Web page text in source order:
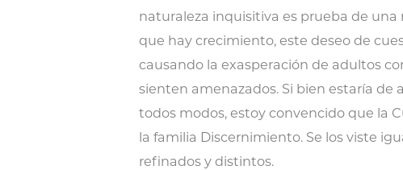
naturaleza inquisitiva es prueba de
que hay crecimiento, este deseo de
causando la exasperación de adultos
sienten amenazados. Si bien estaría de
todos modos, estoy convencido que la
la familia Discernimiento. Se los viste
refinados y distintos.